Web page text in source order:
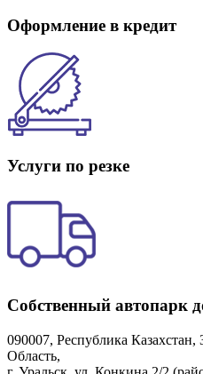
Оформление в кредит
Услуги по резке
Собственный автопарк
090007, Республика Казахстан,
Область,